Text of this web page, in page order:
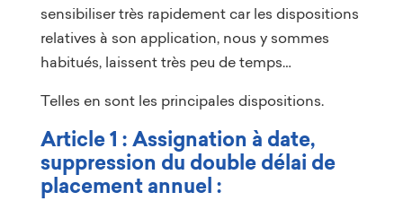
sensibiliser très rapidement car les dispositions
relatives à son application, nous y sommes
habitués, laissent très peu de temps…
Telles en sont les principales dispositions.
Article 1 :Assignation à date,
suppression du double délai de
placementannuel: